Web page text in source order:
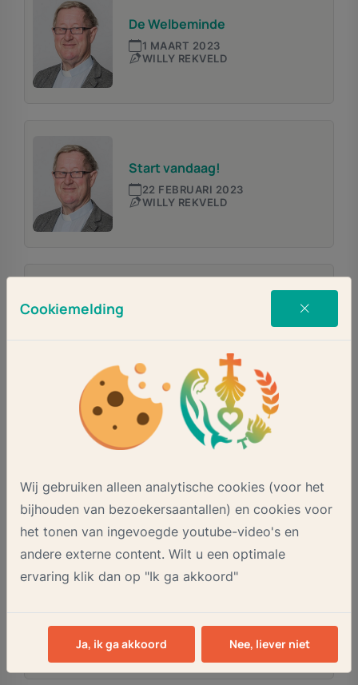
Cookiemelding
Wij gebruiken alleen analytische cookies (voor het
bijhouden van bezoekersaantallen) en cookies voor
het tonen van ingevoegde youtube-video's en
andere externe content. Wilt u een optimale
ervaring klik dan op "Ik ga akkoord"
Ja, ik ga akkoord Nee, liever niet
De Welbeminde
1 MAART 2023
WILLY REKVELD
Start vandaag!
22 FEBRUARI 2023
WILLY REKVELD
De helden van Jezus
FRANK DE HEUS